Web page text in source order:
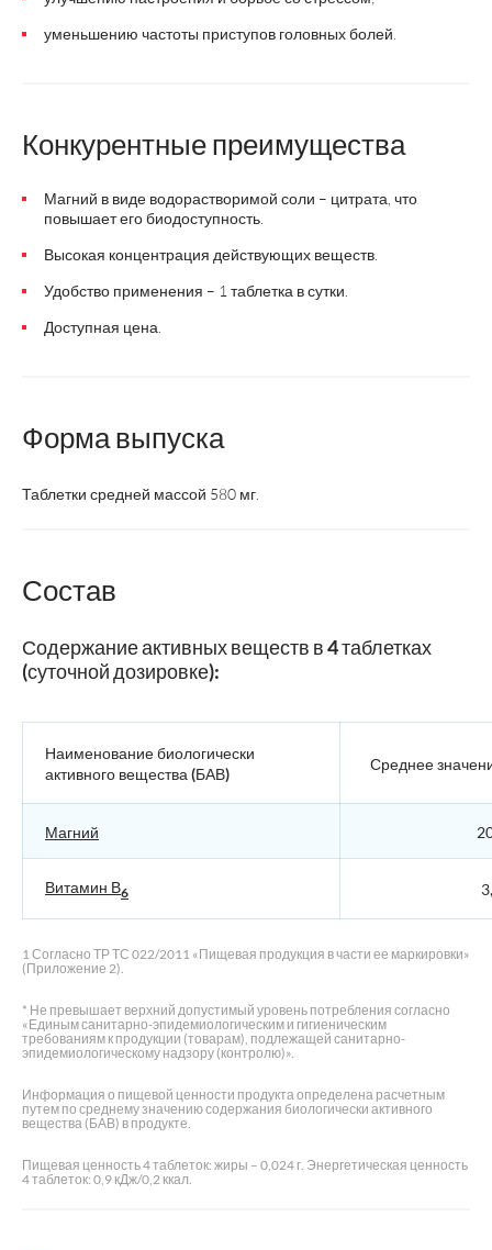
уменьшению частоты приступов головных болей.
Конкурентные преимущества
Магний в виде водорастворимой соли – цитрата, что
повышает его биодоступность.
Высокая концентрация действующих веществ.
Удобство применения – 1 таблетка в сутки.
Доступная цена.
Форма выпуска
Таблетки средней массой 580 мг.
Состав
Содержание активных веществ в 4 таблетках
(суточной дозировке):
Наименование биологически
активного вещества (БАВ)
Среднее
Магний
Витамин В6
1 Согласно ТР ТС 022/2011 «Пищевая продукция в части ее маркировки»
(Приложение 2).
* Не превышает верхний допустимый уровень потребления согласно
«Единым санитарно-эпидемиологическим и гигиеническим
требованиям к продукции (товарам), подлежащей санитарно-
эпидемиологическому надзору (контролю)».
Информация о пищевой ценности продукта определена расчетным
путем по среднему значению содержания биологически активного
вещества (БАВ) в продукте.
Пищевая ценность 4 таблеток: жиры – 0,024 г. Энергетическая ценность
4 таблеток: 0,9 кДж/0,2 ккал.